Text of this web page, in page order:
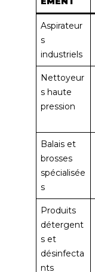
Aspirateur
s
industriels
Nettoyeur
s haute
pression
Balais et
brosses
spécialisée
s
Produits
détergent
s et
désinfecta
nts